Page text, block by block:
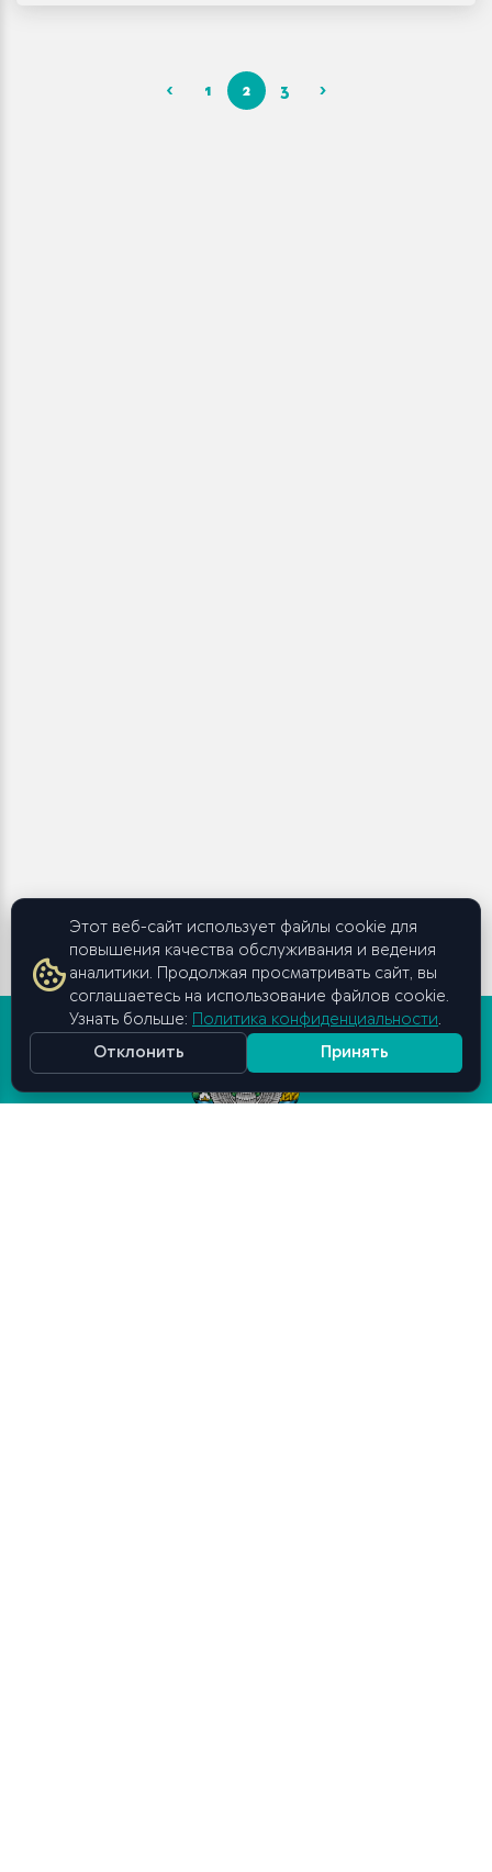
‹ 1 2 3 ›
Этот веб-сайт использует файлы cookie для
повышения качества обслуживания и ведения
аналитики. Продолжая просматривать сайт, вы
соглашаетесь на использование файлов cookie.
Узнать больше: Политика конфиденциальности.
Отклонить
Принять